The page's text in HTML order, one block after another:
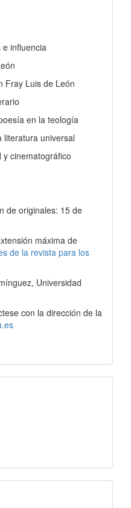
e influencia
Fray Luis de León
en la teología
literatura universal
cinematográfico
de originales: 15 de
máxima de
de la revista para los
Universidad
con la dirección de la